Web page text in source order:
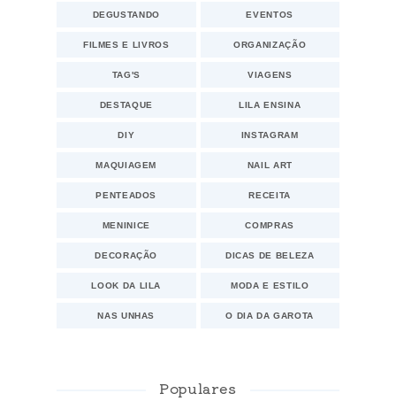
DEGUSTANDO EVENTOS
FILMES E LIVROS ORGANIZAÇÃO
TAG'S VIAGENS
DESTAQUE LILA ENSINA
DIY INSTAGRAM
MAQUIAGEM NAIL ART
PENTEADOS RECEITA
MENINICE COMPRAS
DECORAÇÃO DICAS DE BELEZA
LOOK DA LILA MODA E ESTILO
NAS UNHAS O DIA DA GAROTA
Populares